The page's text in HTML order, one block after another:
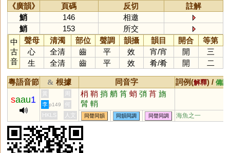
《廣韻》 頁碼 反切
註解
鮹
146
相邀
鮹
153
所交
中
古
音
聲母 清濁 部位 聲調 韻攝 韻目 開合
等第
心
全清 齒 平 效 宵/宵 開
三
生
全清 齒 平 效 肴/肴 開 二
粵語音節 & 根據 同音字 詞例(解釋) / 備註
saau1
黃 周 梢 鞘 捎 艄 筲 蛸 弰 莦 旓
髾 輎
李 p149
何
HKLS
人文 同聲同韻 同韻同調 同聲同調 海魚之一